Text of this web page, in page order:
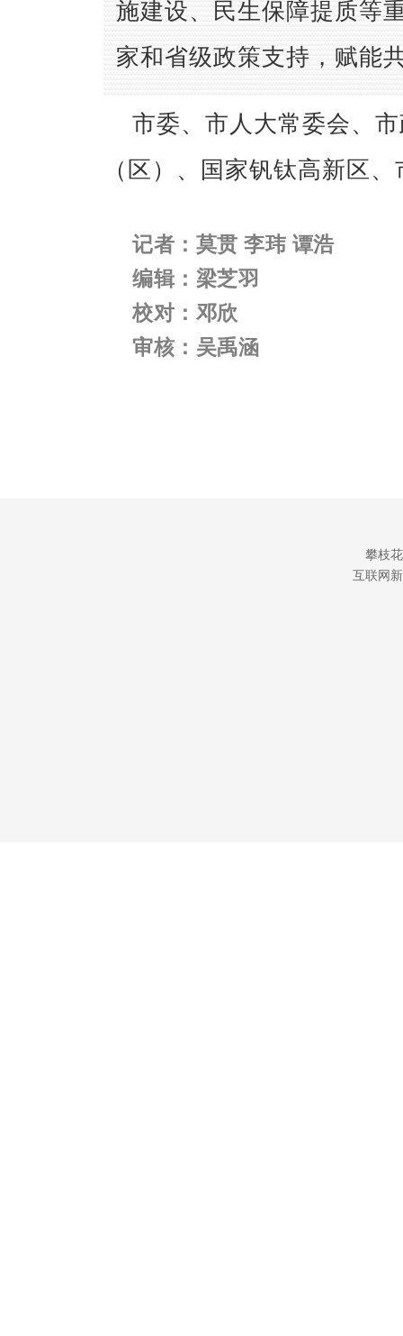
施建设、民生保障提质等
家和省级政策支持，赋能
市委、市人大常委会、
（区）、国家钒钛高新区
记者：莫贯 李玮 谭浩
编辑：梁芝羽
校对：邓欣
审核：吴禹涵
攀枝
互联网